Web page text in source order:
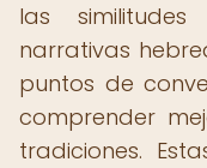
las
narrativas
puntos de
comprender
tradiciones.